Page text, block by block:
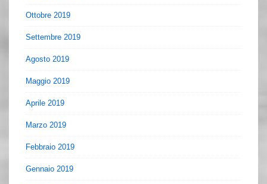
Ottobre 2019
Settembre 2019
Agosto 2019
Maggio 2019
Aprile 2019
Marzo 2019
Febbraio 2019
Gennaio 2019